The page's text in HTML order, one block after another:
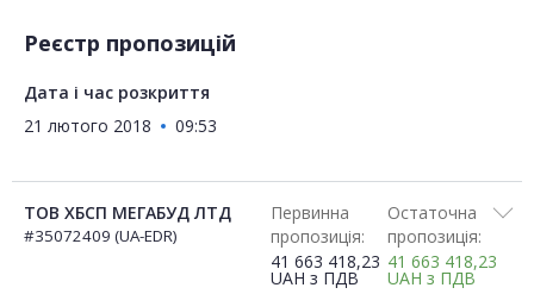
Реєстр пропозицій
Дата і час розкриття
21 лютого 2018
09:53
ТОВ ХБСП МЕГАБУД ЛТД
#35072409 (UA-EDR)
Первинна
пропозиція:
41 663 418,23
UAH з ПДВ
Остаточна
пропозиція:
41 663 418,23
UAH з ПДВ